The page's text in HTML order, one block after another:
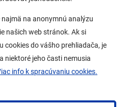
na anonymnú analýzu
našich web stránok. Ak si
cookies do vášho prehliadača, je
niektoré jeho časti nemusia
info k spracúvaniu cookies.